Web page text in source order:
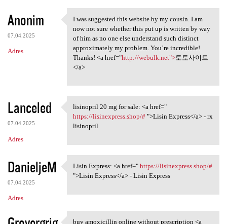
Anonim
07.04.2025
Adres
I was suggested this website
I was suggested this website by my cousin. I am
now not sure whether this put up is written by way
of him as no one else understand such distinct
approximately my problem. You’re incredible!
Thanks! <a href="http://webulk.net">토토사이트
</a>
Lanceled
07.04.2025
Adres
lisinopril 20 mg for sale: <a
lisinopril 20 mg for sale: <a href="
https://lisinexpress.shop/#">Lisin Express</a> - rx
lisinopril
DanieljeM
07.04.2025
Adres
Lisin Express: <a href="
Lisin Express: <a href=" https://lisinexpress.shop/#
">Lisin Express</a> - Lisin Express
buy amoxicillin online without prescription <a